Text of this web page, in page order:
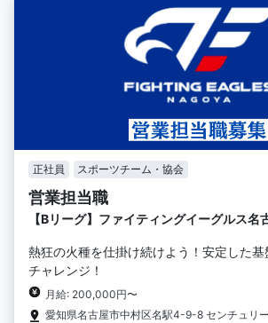
正社員 スポーツチーム・協会
営業担当職
【Bリーグ】ファイティングイーグルス名
熱狂の火種を仕掛け続けよう！安定した基
チャレンジ！
月給: 200,000円〜
愛知県名古屋市中村区名駅4-9-8 センチュリ